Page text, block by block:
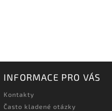
INFORMACE PRO VÁS
Kontakty
Často kladené otázky